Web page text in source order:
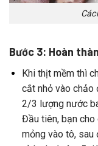
Bước 3: Hoàn
Khi thịt mềm thì
cắt nhỏ vào chảo
2/3 lượng nước
Đầu tiên, bạn cho
mỏng vào tô, sau